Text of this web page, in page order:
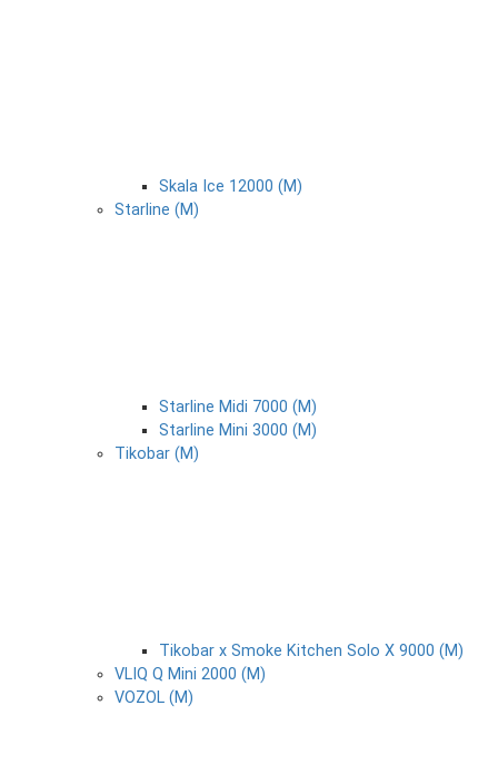
Skala Ice 12000 (М)
Starline (М)
Starline Midi 7000 (М)
Starline Mini 3000 (М)
Tikobar (М)
Tikobar x Smoke Kitchen Solo X 9000 (М)
VLIQ Q Mini 2000 (М)
VOZOL (М)